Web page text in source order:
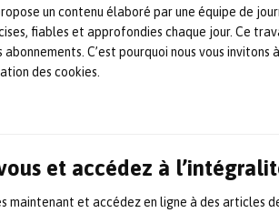
un contenu élaboré par une équipe de
fiables et approfondies chaque jour. Ce
C’est pourquoi nous vous
des cookies.
et accédez à
maintenant et accédez en ligne à des articles
de transition énergétique et de renforcement
réglementaires, la norme ISO 50001 constitue
important pour les entreprises souhaitant
consommations d’énergie, réduire leur […]
Stéphane Le Calvé
directeur du Carnot